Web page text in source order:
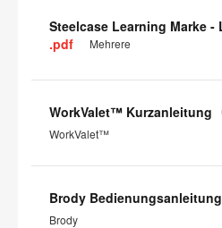
.pdf
Mehrere
WorkValet™ Kurzanleitung
WorkValet™
Brody Bedienungsanleitung
Brody